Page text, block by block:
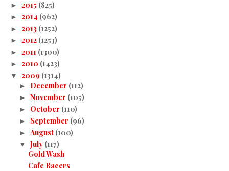
► 2015 (825)
► 2014 (962)
► 2013 (1252)
► 2012 (1253)
► 2011 (1300)
► 2010 (1423)
▼ 2009 (1314)
► December (112)
► November (105)
► October (110)
► September (96)
► August (100)
▼ July (117)
Gold Wash
Cafe Racers